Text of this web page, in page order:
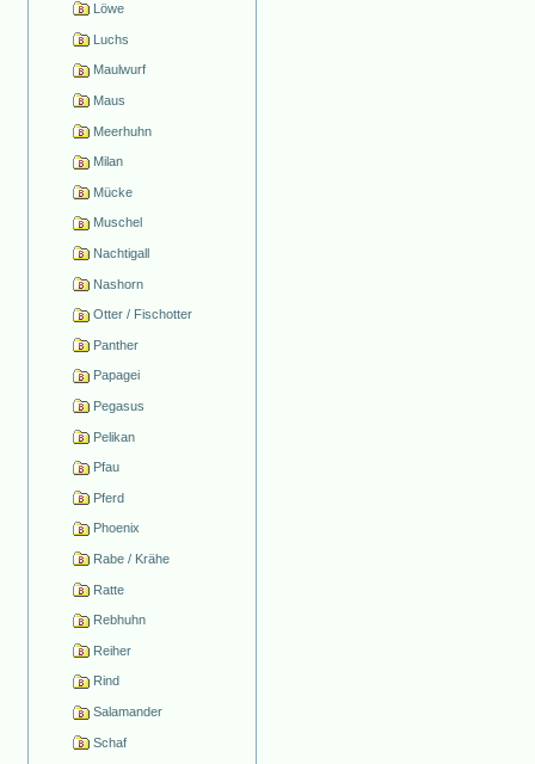
Löwe
Luchs
Maulwurf
Maus
Meerhuhn
Milan
Mücke
Muschel
Nachtigall
Nashorn
Otter / Fischotter
Panther
Papagei
Pegasus
Pelikan
Pfau
Pferd
Phoenix
Rabe / Krähe
Ratte
Rebhuhn
Reiher
Rind
Salamander
Schaf